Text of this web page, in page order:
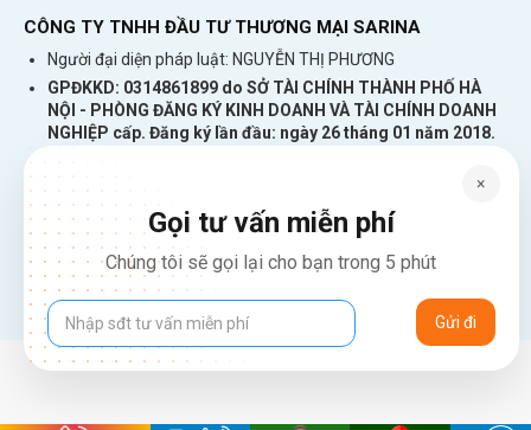
do này. Liệu bạn có thuộc 70% khách hàng
đó không? Xem ngay để có câu trả lời.
Vận dụng tất cả những bài viết trên thì
chẳng có lý do gì bạn lại không sở hữu
được một
tốt nhất cả về
chất lượng và giá thành. Chúc bạn thành
công
Tổng hợp các USB 4G tốc độ cao, giá rẻ,
được bảo hành chính hãng 12 tháng.
CÔNG TY TNHH ĐẦU TƯ THƯƠNG MẠI SARINA
Người đại diện pháp luật: NGUYỄN THỊ PHƯƠNG
GPĐKKD: 0314861899 do SỞ TÀI CHÍNH THÀNH PHỐ HÀ
NỘI - PHÒNG ĐĂNG KÝ KINH DOANH VÀ TÀI CHÍNH DOANH
NGHIỆP cấp. Đăng ký lần đầu: ngày 26 tháng 01 năm 2018.
226 Đường Láng, Đống Đa, Hà Nội
137 Đường Hòa Hưng, Phường 12, Quận 10, TP. Hồ Chí Minh
Hotline: 1900 2106 - 0386 001 001
Email:
Giaiphap3g@gmail.com
×
Gọi tư vấn miễn phí
Chúng tôi sẽ gọi lại cho bạn trong 5 phút